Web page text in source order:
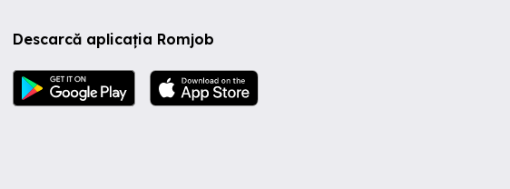
Descarcă aplicația Romjob